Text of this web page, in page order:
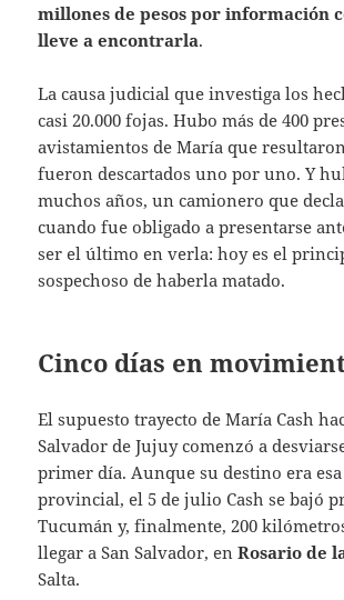
millones de pesos por información
lleve a encontrarla.
La causa judicial que investiga los
casi 20.000 fojas. Hubo más de 400
avistamientos de María que
fueron descartados uno por uno. Y
muchos años, un camionero que
cuando fue obligado a presentarse
ser el último en verla: hoy es el
sospechoso de haberla matado.
Cinco días en
El supuesto trayecto de María Cash
Salvador de Jujuy comenzó a
primer día. Aunque su destino era
provincial, el 5 de julio Cash se bajó
Tucumán y, finalmente, 200
llegar a San Salvador, en Rosario de
Salta.